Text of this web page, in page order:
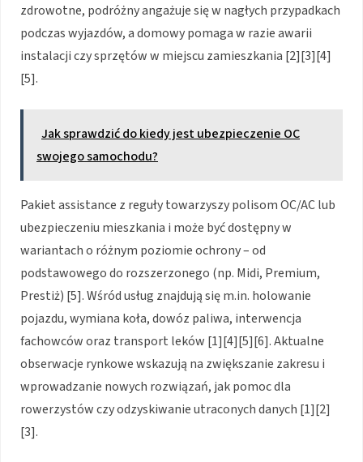
zdrowotne, podróżny angażuje się w nagłych przypadkach
podczas wyjazdów, a domowy pomaga w razie awarii
instalacji czy sprzętów w miejscu zamieszkania [2][3][4]
[5].
Jak sprawdzić do kiedy jest ubezpieczenie OC
swojego samochodu?
Pakiet assistance z reguły towarzyszy polisom OC/AC lub
ubezpieczeniu mieszkania i może być dostępny w
wariantach o różnym poziomie ochrony – od
podstawowego do rozszerzonego (np. Midi, Premium,
Prestiż) [5]. Wśród usług znajdują się m.in. holowanie
pojazdu, wymiana koła, dowóz paliwa, interwencja
fachowców oraz transport leków [1][4][5][6]. Aktualne
obserwacje rynkowe wskazują na zwiększanie zakresu i
wprowadzanie nowych rozwiązań, jak pomoc dla
rowerzystów czy odzyskiwanie utraconych danych [1][2]
[3].